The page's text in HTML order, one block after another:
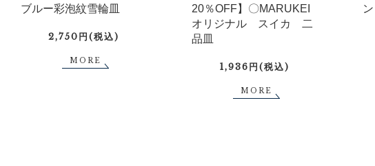
ブルー彩泡紋雪輪皿
2,750円(税込)
MORE
20％OFF】〇MARUKEI
オリジナル スイカ 二
品皿
1,936円(税込)
MORE